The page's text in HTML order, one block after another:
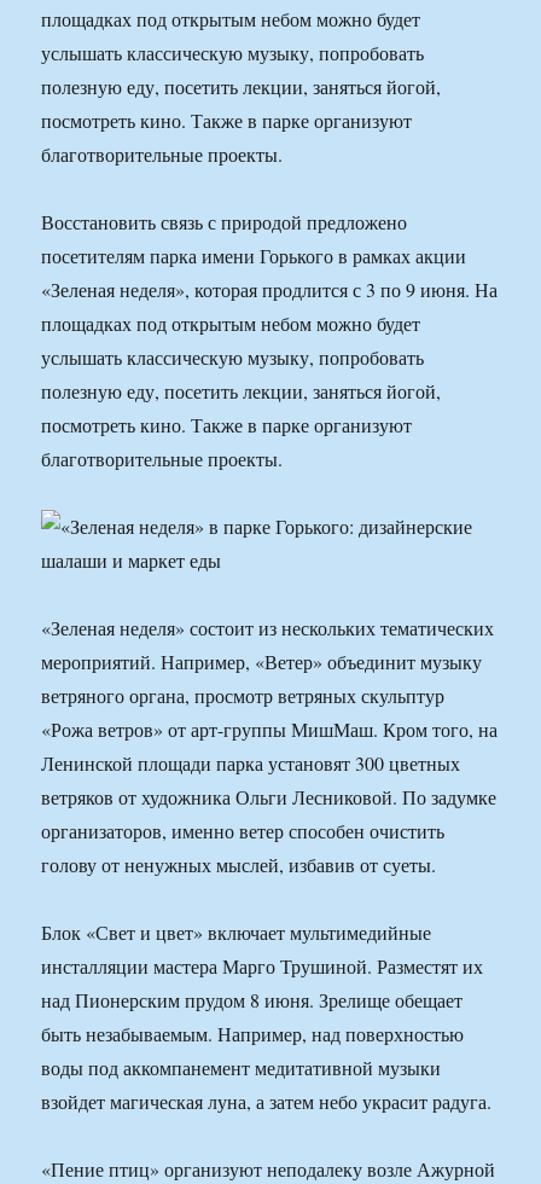
площадках под открытым небом можно будет
услышать классическую музыку, попробовать
полезную еду, посетить лекции, заняться йогой,
посмотреть кино. Также в парке организуют
благотворительные проекты.
Восстановить связь с природой предложено
посетителям парка имени Горького в рамках акции
«Зеленая неделя», которая продлится с 3 по 9 июня. На
площадках под открытым небом можно будет
услышать классическую музыку, попробовать
полезную еду, посетить лекции, заняться йогой,
посмотреть кино. Также в парке организуют
благотворительные проекты.
«Зеленая неделя» состоит из нескольких тематических
мероприятий. Например, «Ветер» объединит музыку
ветряного органа, просмотр ветряных скульптур
«Рожа ветров» от арт-группы МишМаш. Кром того, на
Ленинской площади парка установят 300 цветных
ветряков от художника Ольги Лесниковой. По задумке
организаторов, именно ветер способен очистить
голову от ненужных мыслей, избавив от суеты.
Блок «Свет и цвет» включает мультимедийные
инсталляции мастера Марго Трушиной. Разместят их
над Пионерским прудом 8 июня. Зрелище обещает
быть незабываемым. Например, над поверхностью
воды под аккомпанемент медитативной музыки
взойдет магическая луна, а затем небо украсит радуга.
«Пение птиц» организуют неподалеку возле Ажурной